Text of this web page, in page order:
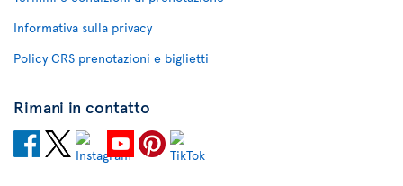
Informativa sulla privacy
Policy CRS prenotazioni e biglietti
Rimani in contatto